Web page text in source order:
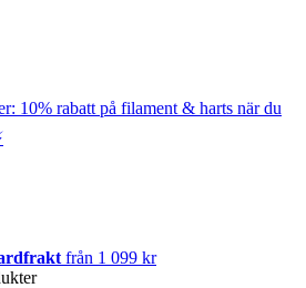
10% rabatt på filament & harts när du
från 1 099 kr